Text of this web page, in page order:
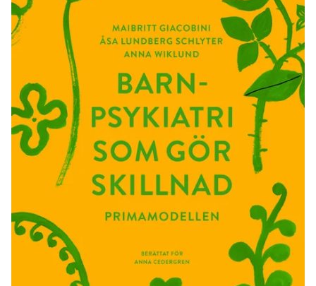
AWARDS
OTHER FORMATS
PEER REVIEW PROCESS